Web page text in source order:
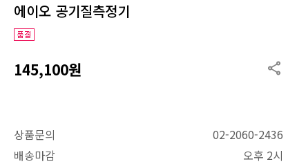
에이오 공기질측정기
145,100원
상품문의
02-2060-2436
배송마감
오후 2시